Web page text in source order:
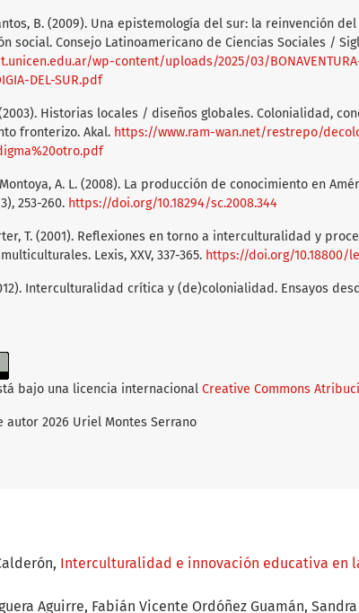
B. (2009). Una epistemología del sur: la reinvención
social. Consejo Latinoamericano de Ciencias Sociales /
wp-content/uploads/2025/03/
DEL-SUR.pdf
Historias locales / diseños globales. Colonialidad,
fronterizo. Akal. https://www.ram-wan.net/restrepo/
A. L. (2008). La producción de conocimiento en
253-260. https://doi.org/10.18294/sc.2008.344
T. (2001). Reflexiones en torno a interculturalidad y
Lexis, XXV, 337-365. https://doi.org/10.18800/
Interculturalidad crítica y (de)colonialidad. Ensayos
bajo una licencia internacional Creative Commons
autor 2026 Uriel Montes Serrano
Interculturalidad e innovación educativa en
Aguirre, Fabián Vicente Ordóñez Guamán,